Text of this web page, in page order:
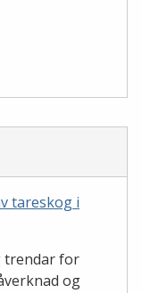
tareskog i
trendar for
og